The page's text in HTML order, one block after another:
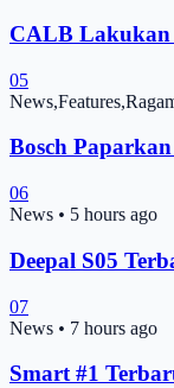
CALB Lakukan
05
Bosch
06
News • 5 hours ago
Deepal S05
07
News • 7 hours ago
Smart #1